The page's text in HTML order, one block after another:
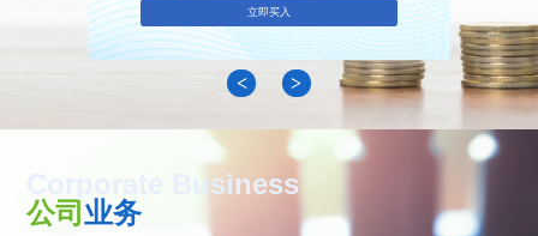
立即买入
< >
公司 业务
Corporate Business